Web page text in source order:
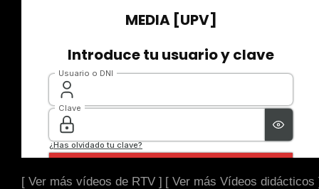
[ Ver más vídeos de RTV ] [ Ver más Vídeos didácticos